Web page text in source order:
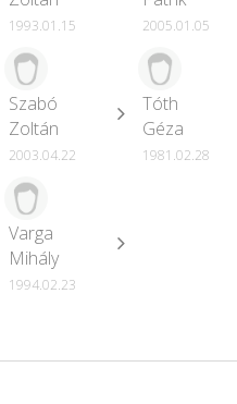
1993.01.15 2005.01.05
Szabó
Zoltán
2003.04.22
Tóth
Géza
1981.02.28
Varga
Mihály
1994.02.23